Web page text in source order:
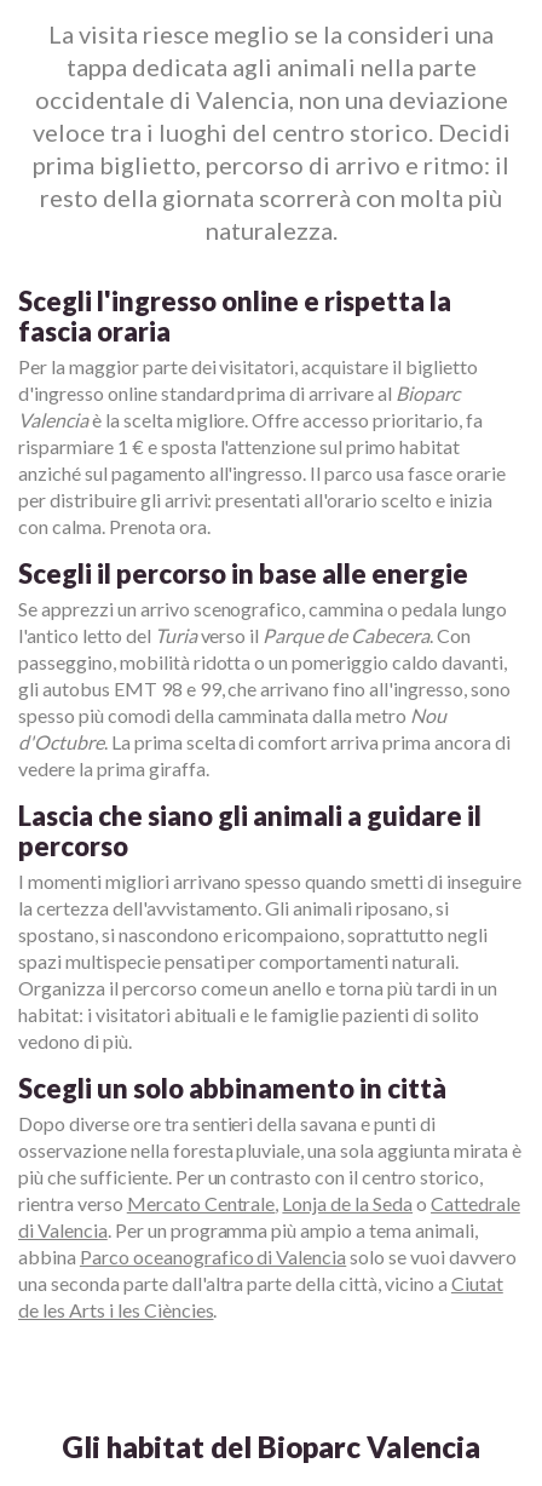
La visita riesce meglio se la consideri una
tappa dedicata agli animali nella parte
occidentale di Valencia, non una deviazione
veloce tra i luoghi del centro storico. Decidi
prima biglietto, percorso di arrivo e ritmo: il
resto della giornata scorrerà con molta più
naturalezza.
Scegli l'ingresso online e rispetta la
fascia oraria
Per la maggior parte dei visitatori, acquistare il biglietto
d'ingresso online standard prima di arrivare al Bioparc
Valenciaè la scelta migliore. Offre accesso prioritario, fa
risparmiare 1 € e sposta l'attenzione sul primo habitat
anziché sul pagamento all'ingresso. Il parco usa fasce orarie
per distribuire gli arrivi: presentati all'orario scelto e inizia
con calma. Prenota ora.
Scegli il percorso in base alle energie
Se apprezzi un arrivo scenografico, cammina o pedala lungo
l'antico letto del Turiaverso il Parque de Cabecera. Con
passeggino, mobilità ridotta o un pomeriggio caldo davanti,
gli autobus EMT 98 e 99, che arrivano fino all'ingresso, sono
spesso più comodi della camminata dalla metro Nou
d'Octubre. La prima scelta di comfort arriva prima ancora di
vedere la prima giraffa.
Lascia che siano gli animali a guidare il
percorso
I momenti migliori arrivano spesso quando smetti di inseguire
la certezza dell'avvistamento. Gli animali riposano, si
spostano, si nascondono e ricompaiono, soprattutto negli
spazi multispecie pensati per comportamenti naturali.
Organizza il percorso come un anello e torna più tardi in un
habitat: i visitatori abituali e le famiglie pazienti di solito
vedono di più.
Scegli un solo abbinamento in città
Dopo diverse ore tra sentieri della savana e punti di
osservazione nella foresta pluviale, una sola aggiunta mirata è
più che sufficiente. Per un contrasto con il centro storico,
rientra verso Mercato Centrale, Lonja de la Seda oCattedrale
di Valencia. Per un programma più ampio a tema animali,
abbina Parco oceanografico di Valencia solo se vuoi davvero
una seconda parte dall'altra parte della città, vicino a Ciutat
de les Arts i les Ciències.
Gli habitat del Bioparc Valencia